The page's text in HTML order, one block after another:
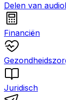
Delen van
Financiën
Juridisch